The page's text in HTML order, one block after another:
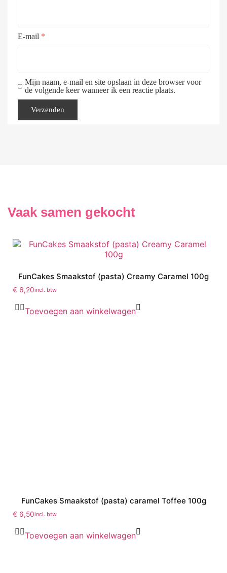
E-mail *
Mijn naam, e-mail en site opslaan in deze browser voor
de volgende keer wanneer ik een reactie plaats.
Vaak samen gekocht
FunCakes Smaakstof (pasta) Creamy Caramel 100g
€ 6,20incl. btw
Toevoegen aan winkelwagen
FunCakes Smaakstof (pasta) caramel Toffee 100g
€ 6,50incl. btw
Toevoegen aan winkelwagen